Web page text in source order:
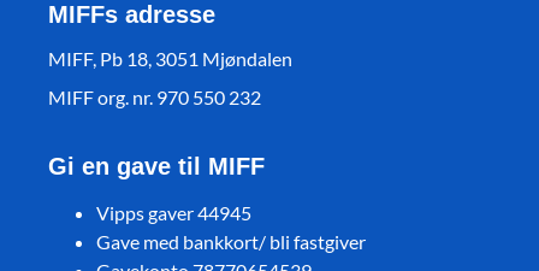
MIFFs adresse
MIFF, Pb 18, 3051 Mjøndalen
MIFF org. nr. 970 550 232
Gi en gave til MIFF
Vipps gaver 44945
Gave med bankkort/ bli fastgiver